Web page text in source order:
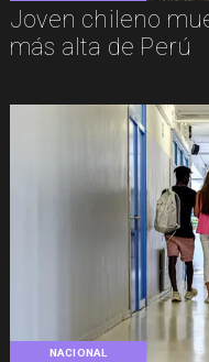
Joven chileno
más alta de Perú
NACIONAL